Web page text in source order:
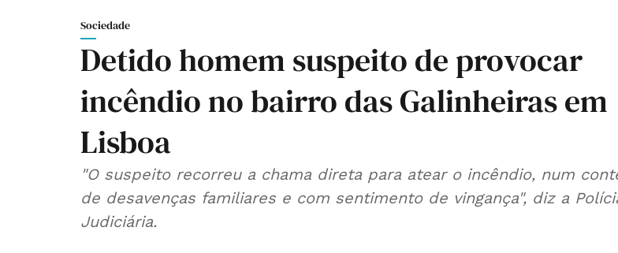
Sociedade
Detido homem suspeito de provocar
incêndio no bairro das Galinheiras em
Lisboa
"O suspeito recorreu a chama direta para atear o incêndio, num
de desavenças familiares e com sentimento de vingança", diz a
Judiciária.